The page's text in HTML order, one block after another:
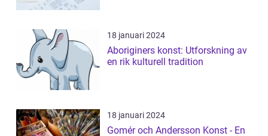
18 januari 2024
Aboriginers konst: Utforskning av
en rik kulturell tradition
18 januari 2024
Gomér och Andersson Konst - En